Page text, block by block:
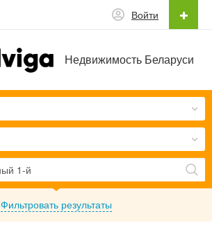
Недвижимость Беларуси
Войти
Фильтровать результаты